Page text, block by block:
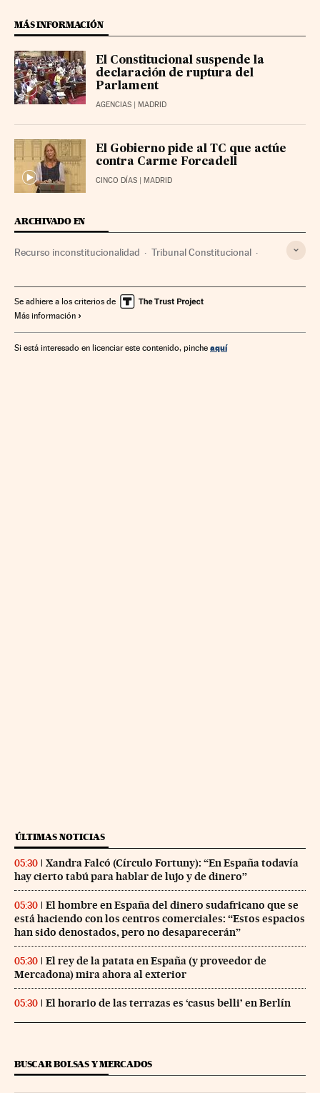
MÁS INFORMACIÓN
El Constitucional suspende la
declaración de ruptura del
Parlament
AGENCIAS | MADRID
El Gobierno pide al TC que actúe
contra Carme Forcadell
CINCO DÍAS | MADRID
ARCHIVADO EN
Recurso inconstitucionalidad Tribunal Constitucional
Tribunales Poder judicial Juicios Gobierno
Administración pública Política
Se adhiere a los criterios de
Más información
Si está interesado en licenciar este contenido, pinche aquí
ÚLTIMAS NOTICIAS
05:30
Xandra Falcó (Círculo Fortuny): “En España todavía
hay cierto tabú para hablar de lujo y de dinero”
05:30
El hombre en España del dinero sudafricano que se
está haciendo con los centros comerciales: “Estos espacios
han sido denostados, pero no desaparecerán”
05:30
El rey de la patata en España (y proveedor de
Mercadona) mira ahora al exterior
05:30 El horario de las terrazas es ‘casus belli’ en Berlín
BUSCAR BOLSAS Y MERCADOS